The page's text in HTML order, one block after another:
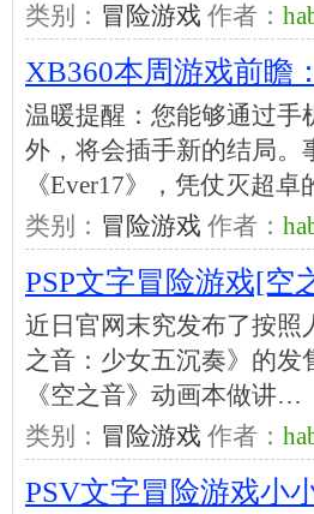
类别： 冒险游戏 作者：
XB360本周游戏前瞻
温暖提醒：您能够通过手
外，将会插手新的结局
《Ever17》，凭仗灭超
类别： 冒险游戏 作者：
PSP文字冒险游戏[空
近日官网末究发布了按照
之音：少女五沉奏》的发
《空之音》动画本做讲…
类别： 冒险游戏 作者：
PSV文字冒险游戏小